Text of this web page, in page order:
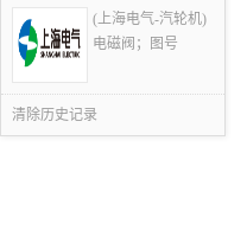
(上海电气-汽轮机)
电磁阀；图号
清除历史记录